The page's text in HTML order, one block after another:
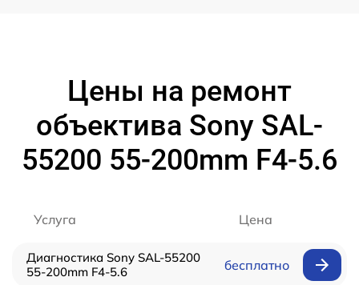
Цены на ремонт
объектива Sony SAL-
55200 55-200mm F4-5.6
Услуга Цена
Диагностика Sony SAL-55200
55-200mm F4-5.6
бесплатно